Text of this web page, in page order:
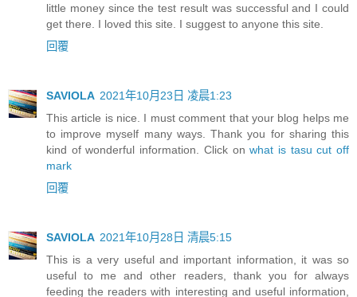
little money since the test result was successful and I could
get there. I loved this site. I suggest to anyone this site.
回覆
SAVIOLA 2021年10月23日 凌晨1:23
This article is nice. I must comment that your blog helps me
to improve myself many ways. Thank you for sharing this
kind of wonderful information. Click onwhat is tasu cut off
mark
回覆
SAVIOLA 2021年10月28日 清晨5:15
This is a very useful and important information, it was so
useful to me and other readers, thank you for always
feeding the readers with interesting and useful information,